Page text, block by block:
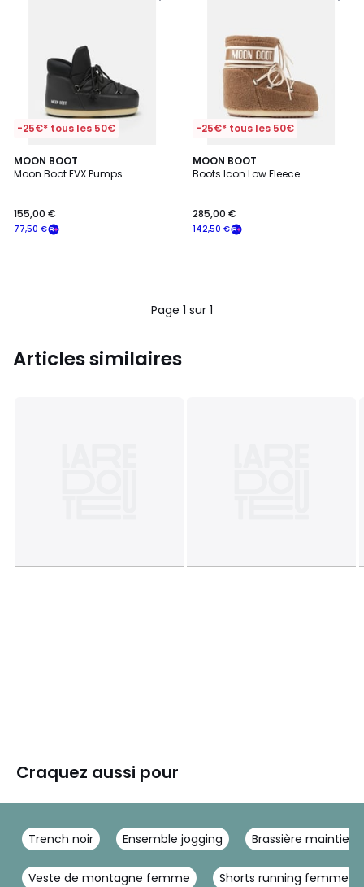
-25€* tous les 50€
MOON BOOT
Moon Boot EVX Pumps
77,50 €
155,00 €
-25€* tous les 50€
MOON BOOT
Boots Icon Low Fleece
142,50 €
285,00 €
Page 1 sur 1
Articles similaires
Craquez aussi pour
Trench noir Ensemble jogging Brassière maintien
Veste de montagne femme Shorts running femme